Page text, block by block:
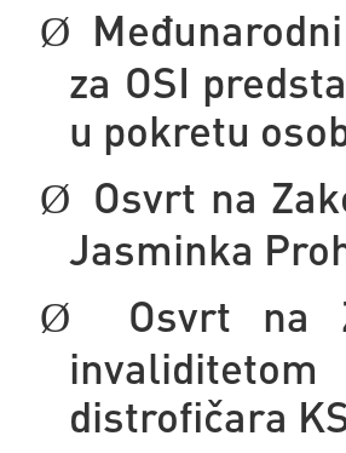
Ø
za OSI
u pokretu
Ø Osvrt na
Jasminka
Ø
Osvrt na
distrofičara